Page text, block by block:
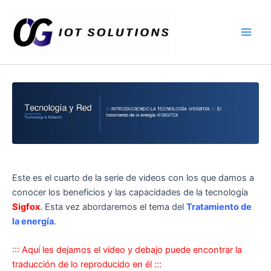
contenido
Este es el cuarto de la serie de videos con los que damos a
conocer los beneficios y las capacidades de la tecnología
Sigfox. Esta vez abordaremos el tema del Tratamiento de
la energía.
::: Aquí les dejamos el video y debajo puede encontrar la
traducción de lo reproducido en él :::